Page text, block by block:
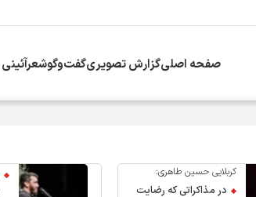
صفحه اصلیگزارش تصویریگفت‌وگوشعرآئینی
کربلایی حسین طاهری:
در مذاکراتی که رضایت